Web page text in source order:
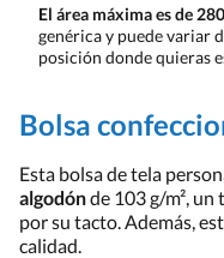
El área máxima es de
genérica y puede variar
posición donde quieras
Bolsa
Esta bolsa de tela
algodónde 103 g/m²,
por su tacto. Además,
calidad.